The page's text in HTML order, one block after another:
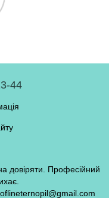
44
довіряти. Професійний